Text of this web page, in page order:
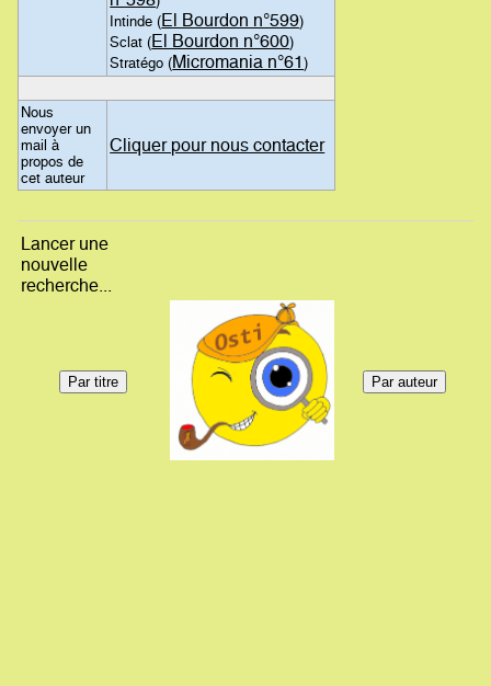
Intinde (El Bourdon n°599)
Sclat (El Bourdon n°600)
Stratégo (Micromania n°61)
Nous
envoyer un
mail à
propos de
cet auteur
Cliquer pour nous contacter
Lancer une
nouvelle
recherche...